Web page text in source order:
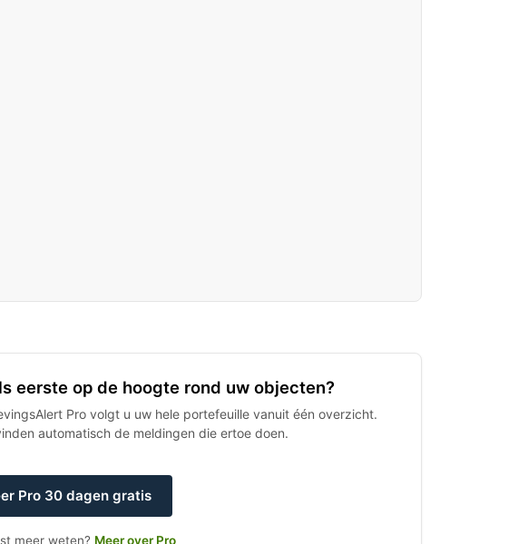
eerste op de hoogte rond uw objecten?
Pro volgt u uw hele portefeuille vanuit één overzicht.
automatisch de meldingen die ertoe doen.
Pro 30 dagen gratis
meer weten? Meer over Pro